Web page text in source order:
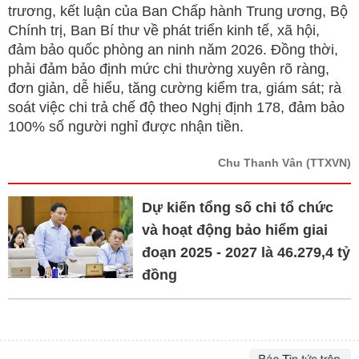
trương, kết luận của Ban Chấp hành Trung ương, Bộ
Chính trị, Ban Bí thư về phát triển kinh tế, xã hội,
đảm bảo quốc phòng an ninh năm 2026. Đồng thời,
phải đảm bảo định mức chi thường xuyên rõ ràng,
đơn giản, dễ hiểu, tăng cường kiểm tra, giám sát; rà
soát việc chi trả chế độ theo Nghị định 178, đảm bảo
100% số người nghỉ được nhận tiền.
Chu Thanh Vân (TTXVN)
Dự kiến tổng số chi tổ chức
và hoạt động bảo hiểm giai
đoạn 2025 - 2027 là 46.279,4 tỷ
đồng